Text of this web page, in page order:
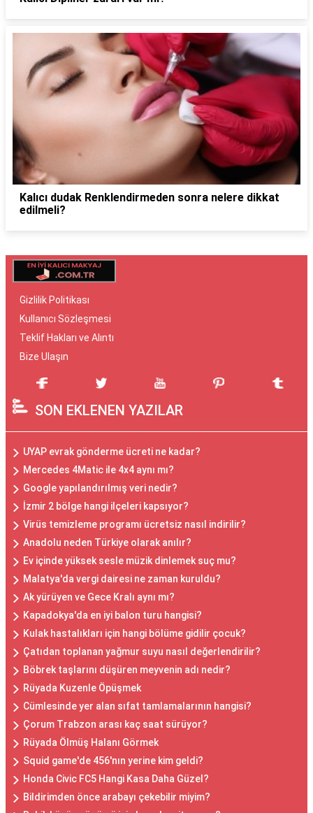
Kalıcı dudak Renklendirmeden sonra nelere dikkat
edilmeli?
Gizlilik Politikası
Kullanıcı Sözleşmesi
Teklif Hakları ve Alıntı
Bize Ulaşın
SON EKLENEN YAZILAR
UYAP evrak gönderme ücreti ne kadar?
Mercedes 4Matic ile 4x4 aynı mı?
Google yapılandırılmış veri nedir?
İzmir 2 bölge hangi ilçeleri kapsıyor?
Virüs temizleme programı ücretsiz nasıl indirilir?
Anadolu neden Türkiye olarak anılır?
Ev içinde yüksek sesle müzik dinlemek suç mu?
Malatya'da vergi dairesi ne zaman kuruldu?
Ak yürüyen ve Gece Kralı aynı mı?
Kapadokya'da en iyi balon turu hangisi?
Kulak hastalıkları için hangi bölüme gidilir çocuk?
Çatıdan toplanan yağmur suyu nasıl değerlendirilir?
Böbrek taşlarını düşüren meyvenin adı nedir?
Rüyada Kuzenle Öpüşmek
Cümlesinde yer alan sıfat tamlamalarının hangisi?
Çorum Trabzon arası kaç saat sürüyor?
Rüyada Ölmüş Halanı Görmek
Squid game'de 456'nın yerine kim geldi?
Honda Civic FC5 Hangi Kasa Daha Güzel?
Bildirimden önce arabayı çekebilir miyim?